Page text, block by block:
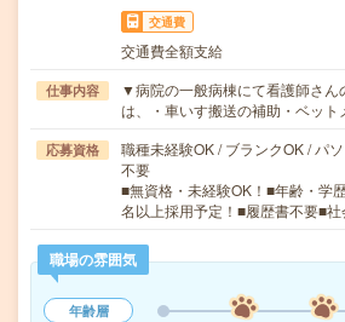
交通費
交通費全額支給
仕事内容
▼病院の一般病棟にて看護師さん
は、・車いす搬送の補助・ベッ
応募資格
職種未経験OK / ブランクOK / パ
不要
■無資格・未経験OK！■年齢・学
名以上採用予定！■履歴書不要■
職場の雰囲気
年齢層